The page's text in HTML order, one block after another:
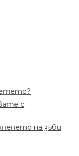
с
на зъби